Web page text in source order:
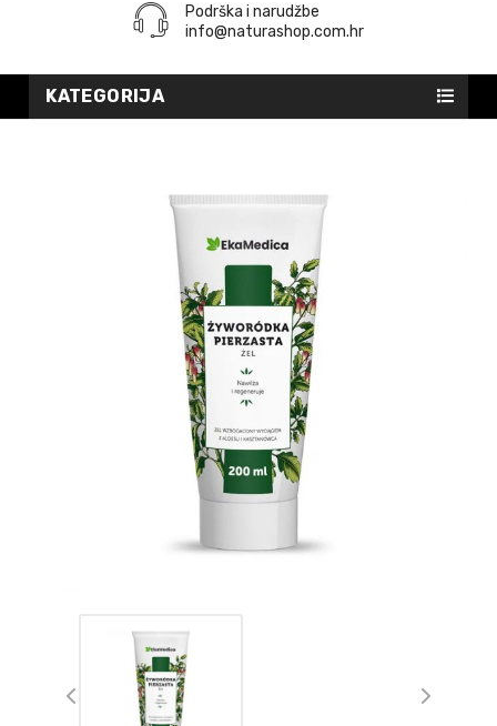
Podrška i narudžbe
info@naturashop.com.hr
KATEGORIJA